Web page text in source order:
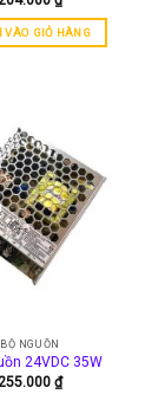
VÀO GIỎ HÀNG
BỘ NGUỒN
24VDC 35W
₫